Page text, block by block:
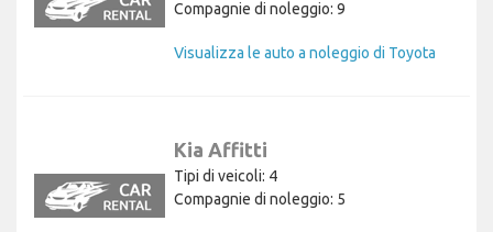
Compagnie di noleggio: 9
Visualizza le auto a noleggio di Toyota
Kia Affitti
Tipi di veicoli: 4
Compagnie di noleggio: 5